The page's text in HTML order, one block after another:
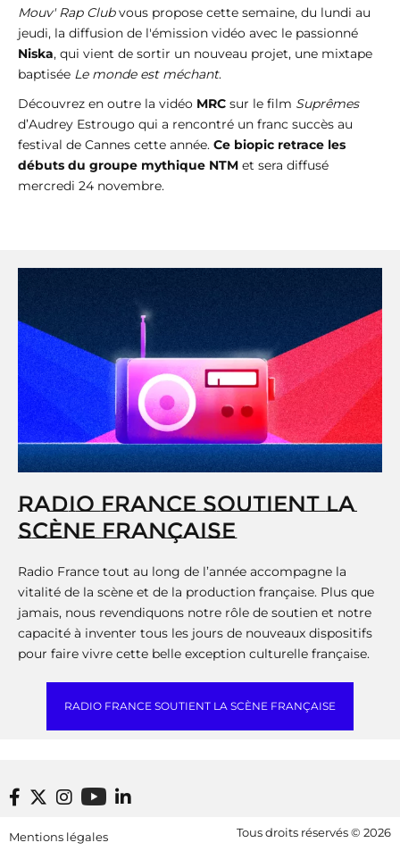
Mouv' Rap Clubvous propose cette semaine, du lundi au
jeudi, la diffusion de l'émission vidéo avec le passionné
Niska, qui vient de sortir un nouveau projet, une mixtape
baptisée Le monde est méchant.
Découvrez en outre la vidéo MRC sur le film Suprêmes
d’Audrey Estrougo qui a rencontré un franc succès au
festival de Cannes cette année. Ce biopic retrace les
débuts du groupe mythique NTM et sera diffusé
mercredi 24 novembre.
RADIO FRANCE SOUTIENT LA
SCÈNE FRANÇAISE
Radio France tout au long de l’année accompagne la
vitalité de la scène et de la production française. Plus que
jamais, nous revendiquons notre rôle de soutien et notre
capacité à inventer tous les jours de nouveaux dispositifs
pour faire vivre cette belle exception culturelle française.
RADIO FRANCE SOUTIENT LA SCÈNE FRANÇAISE
Footer bottom
Mentions légales
Tous droits réservés © 2026